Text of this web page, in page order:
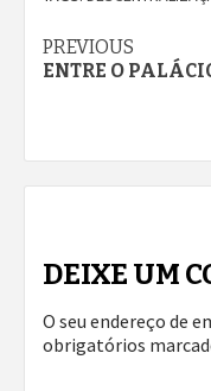
Continue
PREVIOUS
ENTRE O
DEIXE UM
O seu endereço de
obrigatórios